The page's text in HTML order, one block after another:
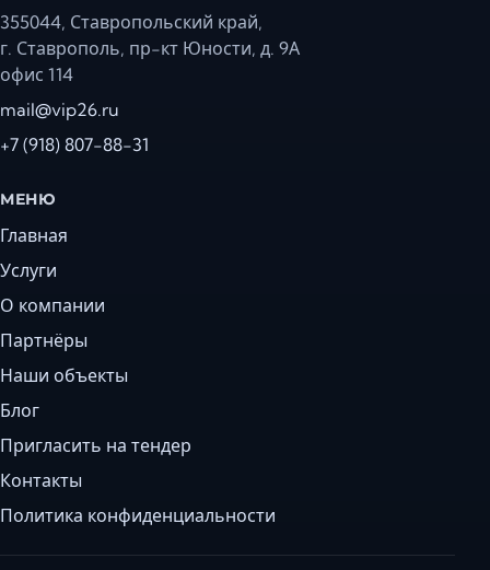
355044, Ставропольский край,
г. Ставрополь, пр-кт Юности, д. 9А
офис 114
mail@vip26.ru
+7 (918) 807-88-31
МЕНЮ
Главная
Услуги
О компании
Партнёры
Наши объекты
Блог
Пригласить на тендер
Контакты
Политика конфиденциальности